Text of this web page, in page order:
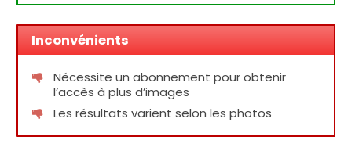
Inconvénients
Nécessite un abonnement pour obtenir
l’accès à plus d’images
Les résultats varient selon les photos